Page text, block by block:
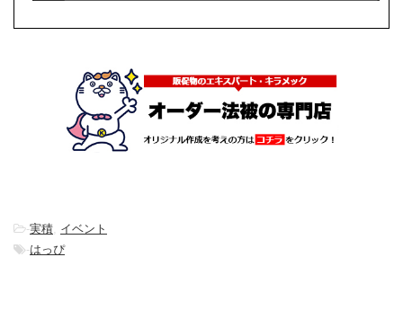
-実積, イベント
-はっぴ